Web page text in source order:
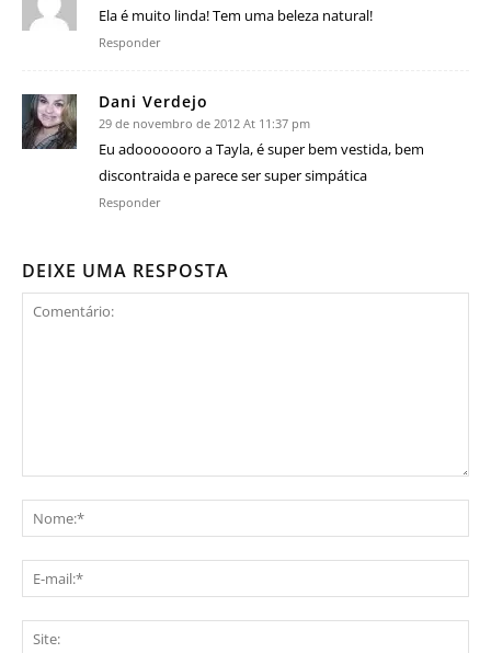
Ela é muito linda! Tem uma beleza natural!
Responder
Dani Verdejo
29 de novembro de 2012 At 11:37 pm
Eu adooooooro a Tayla, é super bem vestida, bem
discontraida e parece ser super simpática
Responder
DEIXE UMA RESPOSTA